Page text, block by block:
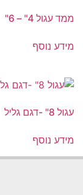
ממד עגול 4" – 6"
מידע נוסף
עגול 8" -דגם גליל
מידע נוסף